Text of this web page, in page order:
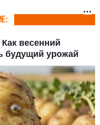
весенний
будущий урожай